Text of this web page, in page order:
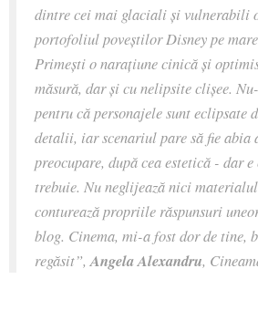
dintre cei mai glaciali și vulnerabili
portofoliul poveștilor Disney pe
Primești o narațiune cinică și
măsură, dar și cu nelipsite clișee.
pentru că personajele sunt eclipsate
detalii, iar scenariul pare să fie abia
preocupare, după cea estetică - dar
trebuie. Nu neglijează nici materialul
conturează propriile răspunsuri
blog. Cinema, mi-a fost dor de tine,
regăsit”, Angela Alexandru,